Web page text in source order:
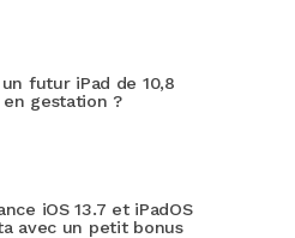
futur iPad de 10,8
en gestation ?
iOS 13.7 et iPadOS
avec un petit bonus